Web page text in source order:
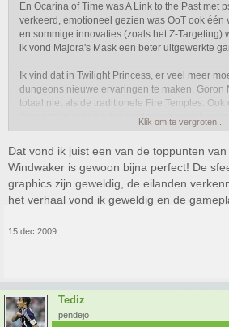
En Ocarina of Time was A Link to the Past met
verkeerd, emotioneel gezien was OoT ook één
en sommige innovaties (zoals het Z-Targeting)
ik vond Majora's Mask een beter uitgewerkte
Ik vind dat in Twilight Princess, er veel meer
dungeons nieuwe ervaringen te maken. Goron
totaal niet als de traditionele Fire Temples.
Grounds (met name het eindbaasgevecht)
voorbeelden van verassend goede gameplay
Daarnaast vond ik dat de wereld zelf beter was
Zelda games, en meer dan zijn voorgangers
uitstraalde. Vooral de Castle Town vond ik erg
ik me altijd al voorstelde bij de Zelda serie, en
Klik om te vergroten...
Dat vond ik juist een van de toppunten
Windwaker is gewoon bijna perfect! De
graphics zijn geweldig, de eilanden
het verhaal vond ik geweldig en de
15 dec 2009
Tediz
pendejo